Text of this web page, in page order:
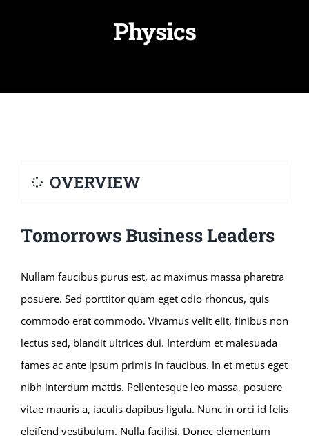
Physics
OVERVIEW
Tomorrows Business Leaders
Nullam faucibus purus est, ac maximus massa pharetra
posuere. Sed porttitor quam eget odio rhoncus, quis
commodo erat commodo. Vivamus velit elit, finibus non
lectus sed, blandit ultrices dui. Interdum et malesuada
fames ac ante ipsum primis in faucibus. In et metus eget
nibh interdum mattis. Pellentesque leo massa, posuere
vitae mauris a, iaculis dapibus ligula. Nunc in orci id felis
eleifend vestibulum. Nulla facilisi. Donec elementum